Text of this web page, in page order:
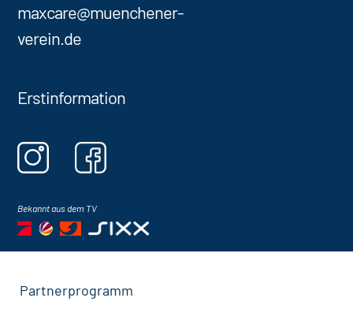
maxcare@muenchener-
verein.de
Erstinformation
Bekannt aus dem TV
Partnerprogramm